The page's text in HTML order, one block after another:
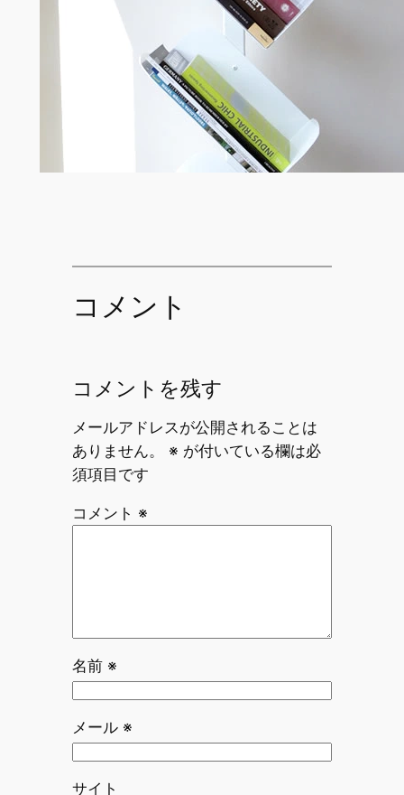
コメント
コメントを残す
メールアドレスが公開されることは
ありません。
※ が付いている欄は必
須項目です
コメント ※
名前 ※
メール ※
サイト